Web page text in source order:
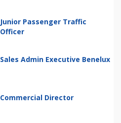
Junior Passenger Traffic
Officer
Sales Admin Executive Benelux
Commercial Director